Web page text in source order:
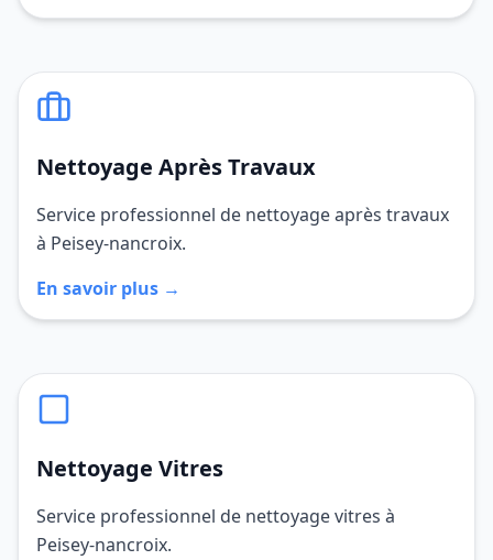
Nettoyage Après Travaux
Service professionnel de nettoyage après travaux
à Peisey-nancroix.
En savoir plus →
Nettoyage Vitres
Service professionnel de nettoyage vitres à
Peisey-nancroix.